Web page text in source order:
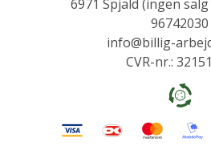
6971 Spjald (ingen
96742030
info@billig-
CVR-nr.: